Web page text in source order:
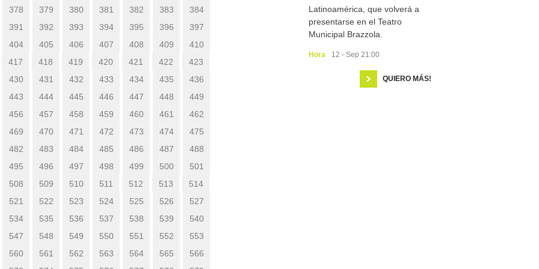
378 379 380 381 382 383
384
391
392 393 394 395 396
397
404
405 406 407 408 409
410
417
418 419 420 421 422
423
430
431 432 433 434 435
436
443
444 445 446 447 448
449
456
457 458 459 460 461
462
469
470 471 472 473 474
475
482
483 484 485 486 487
488
495
496 497 498 499 500
501
508
509 510 511 512 513
514
521
522 523 524 525 526
527
534
535 536 537 538 539
540
547
548 549 550 551 552
553
560
561 562 563 564 565
566
Latinoamérica, que volverá a
presentarse en el Teatro
Municipal Brazzola.
Hora 12 - Sep 21:00
QUIERO MÁS!